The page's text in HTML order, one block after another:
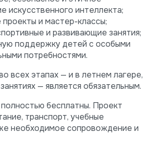
искусственного интеллекта;
проекты и мастер-классы;
и развивающие занятия;
поддержку детей с особыми
потребностями.
всех этапах — и в летнем лагере,
— является обязательным.
бесплатны. Проект
транспорт, учебные
необходимое сопровождение и